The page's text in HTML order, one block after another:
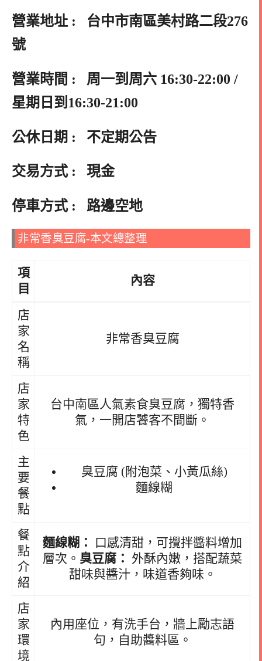
營業地址 : 台中市南區美村路二段276
號
營業時間 : 周一到周六 16:30-22:00 /
星期日到16:30-21:00
公休日期 : 不定期公告
交易方式 : 現金
停車方式 : 路邊空地
非常香臭豆腐-本文總整理
項
目
內容
店
家
名
稱
非常香臭豆腐
店
家
特
色
台中南區人氣素食臭豆腐，獨特香
氣，一開店饕客不間斷。
主
要
餐
點
臭豆腐 (附泡菜、小黃瓜絲)
麵線糊
餐
點
介
紹
麵線糊：
口感清甜，可攪拌醬料增加
層次。 臭豆腐： 外酥內嫩，搭配蔬菜
甜味與醬汁，味道香夠味。
店
家
環
境
內用座位，有洗手台，牆上勵志語
句，自助醬料區。